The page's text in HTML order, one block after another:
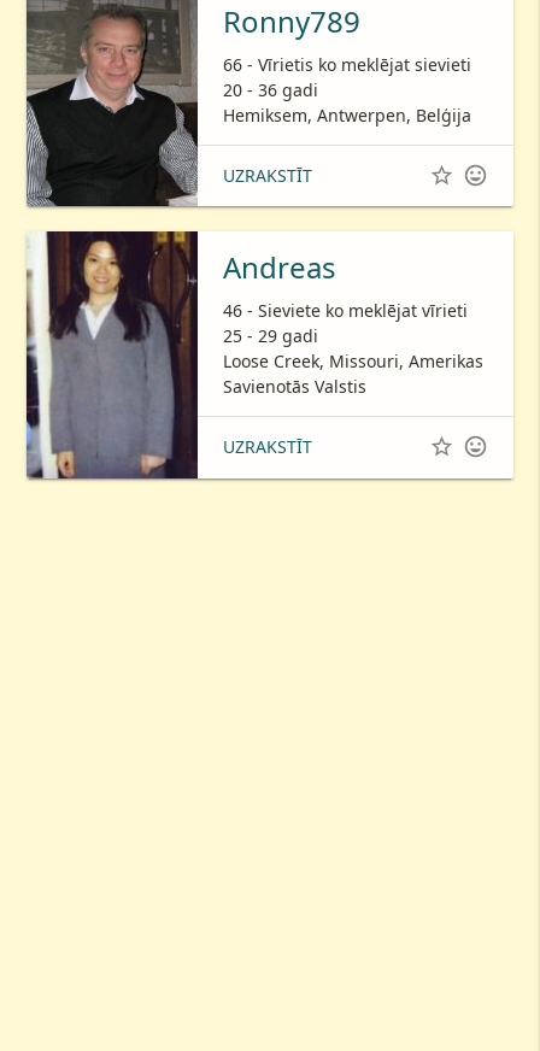
Ronny789
66 - Vīrietis ko meklējat sievieti
20 - 36 gadi
Hemiksem, Antwerpen, Belģija
UZRAKSTĪT  
Andreas
46 - Sieviete ko meklējat vīrieti
25 - 29 gadi
Loose Creek, Missouri, Amerikas
Savienotās Valstis
UZRAKSTĪT  